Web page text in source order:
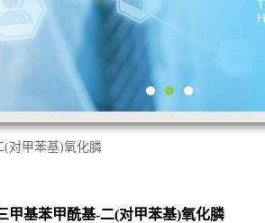
(对甲苯基)氧化膦
甲基苯甲酰基-二(对甲苯基)氧化膦